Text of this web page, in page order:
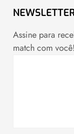
Assine para
match com